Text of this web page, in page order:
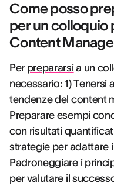
Come posso
per un colloquio
Content
Per prepararsia un
necessario: 1) Tenersi
tendenze del content
Preparare esempi
con risultati
strategie per adattare
Padroneggiare i
per valutare il